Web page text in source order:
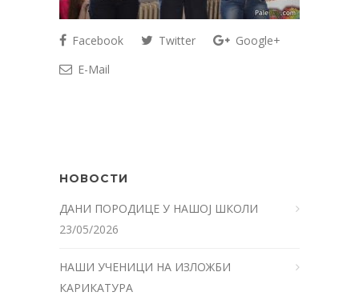
Facebook Twitter
Google+
E-Mail
НОВОСТИ
ДАНИ ПОРОДИЦЕ У НАШОЈ ШКОЛИ
23/05/2026
НАШИ УЧЕНИЦИ НА ИЗЛОЖБИ
КАРИКАТУРА